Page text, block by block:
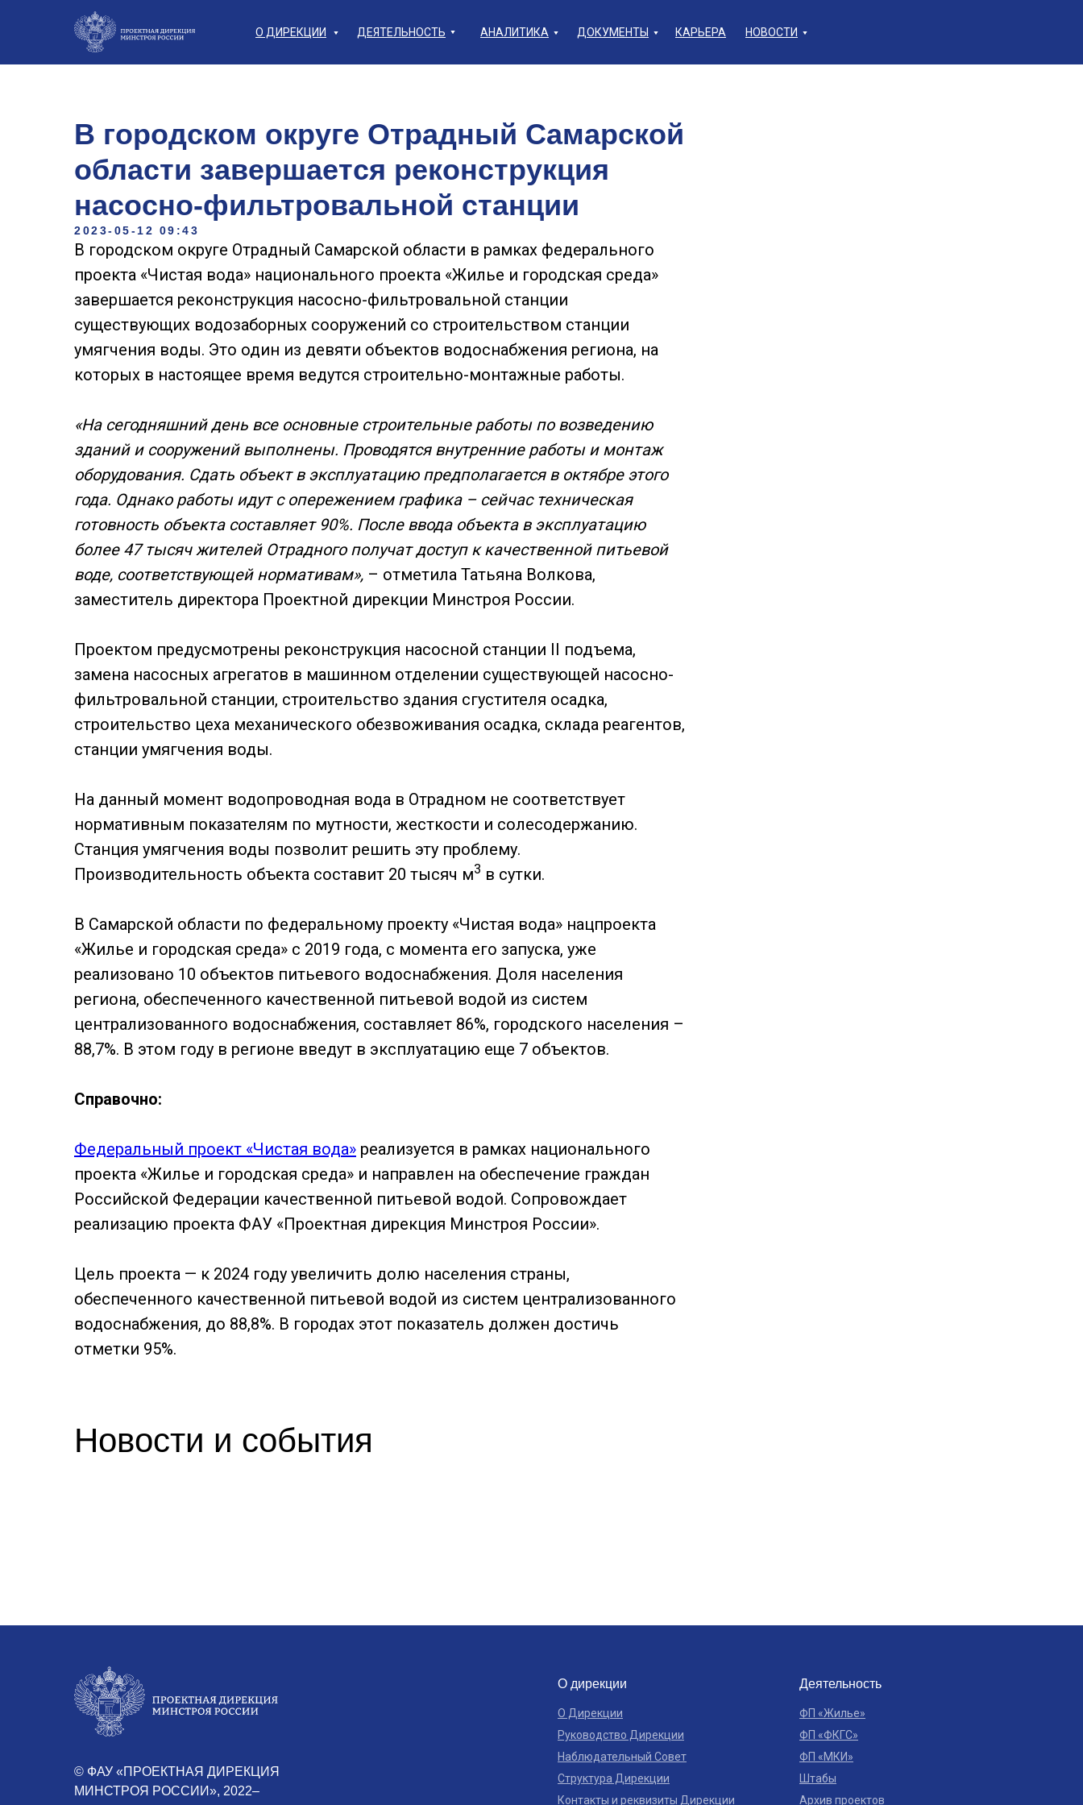
О ДИРЕКЦИИ ДЕЯТЕЛЬНОСТЬ АНАЛИТИКА ДОКУМЕНТЫ КАРЬЕРА НОВОСТИ
В городском округе Отрадный Самарской
области завершается реконструкция
насосно-фильтровальной станции
2023-05-12 09:43
В городском округе Отрадный Самарской области в рамках федерального
проекта «Чистая вода» национального проекта «Жилье и городская среда»
завершается реконструкция насосно-фильтровальной станции
существующих водозаборных сооружений со строительством станции
умягчения воды. Это один из девяти объектов водоснабжения региона, на
которых в настоящее время ведутся строительно-монтажные работы.
«На сегодняшний день все основные строительные работы по возведению
зданий и сооружений выполнены. Проводятся внутренние работы и монтаж
оборудования. Сдать объект в эксплуатацию предполагается в октябре этого
года. Однако работы идут с опережением графика – сейчас техническая
готовность объекта составляет 90%. После ввода объекта в эксплуатацию
более 47 тысяч жителей Отрадного получат доступ к качественной питьевой
воде, соответствующей нормативам», – отметила Татьяна Волкова,
заместитель директора Проектной дирекции Минстроя России.
Проектом предусмотрены реконструкция насосной станции II подъема,
замена насосных агрегатов в машинном отделении существующей насосно-
фильтровальной станции, строительство здания сгустителя осадка,
строительство цеха механического обезвоживания осадка, склада реагентов,
станции умягчения воды.
На данный момент водопроводная вода в Отрадном не соответствует
нормативным показателям по мутности, жесткости и солесодержанию.
Станция умягчения воды позволит решить эту проблему.
Производительность объекта составит 20 тысяч м3 в сутки.
В Самарской области по федеральному проекту «Чистая вода» нацпроекта
«Жилье и городская среда» с 2019 года, с момента его запуска, уже
реализовано 10 объектов питьевого водоснабжения. Доля населения
региона, обеспеченного качественной питьевой водой из систем
централизованного водоснабжения, составляет 86%, городского населения –
88,7%. В этом году в регионе введут в эксплуатацию еще 7 объектов.
Справочно:
Федеральный проект «Чистая вода» реализуется в рамках национального
проекта «Жилье и городская среда» и направлен на обеспечение граждан
Российской Федерации качественной питьевой водой. Сопровождает
реализацию проекта ФАУ «Проектная дирекция Минстроя России».
Цель проекта — к 2024 году увеличить долю населения страны,
обеспеченного качественной питьевой водой из систем централизованного
водоснабжения, до 88,8%. В городах этот показатель должен достичь
отметки 95%.
Новости и события
О дирекции
О Дирекции
ФП «ФКГС»
ФП «Жилье»
ФП «МКИ»
Архив проектов
Штабы
Деятельность
Руководство Дирекции
Наблюдательный Совет
Контакты и реквизиты Дирекции
Структура Дирекции
© ФАУ «ПРОЕКТНАЯ ДИРЕКЦИЯ
МИНСТРОЯ РОССИИ», 2022–